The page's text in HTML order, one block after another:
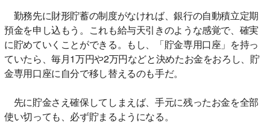
勤務先に財形貯蓄の制度がなければ、銀行の自動積立定期
預金を申し込もう。これも給与天引きのような感覚で、確実
に貯めていくことができる。もし、「貯金専用口座」を持っ
ていたら、毎月1万円や2万円などと決めたお金をおろし、貯
金専用口座に自分で移し替えるのも手だ。
先に貯金さえ確保してしまえば、手元に残ったお金を全部
使い切っても、必ず貯まるようになる。